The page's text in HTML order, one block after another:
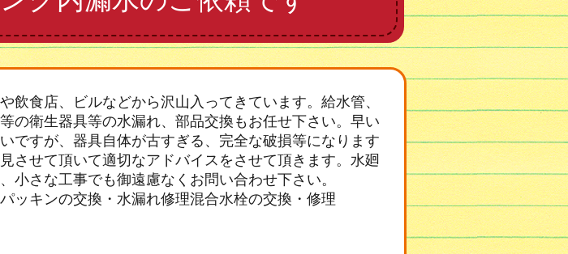
食店、ビルなどから沢山入ってきています。給水管、
の衛生器具等の水漏れ、部品交換もお任せ下さい。早い
ですが、器具自体が古すぎる、完全な破損等になります
させて頂いて適切なアドバイスをさせて頂きます。水廻
小さな工事でも御遠慮なくお問い合わせ下さい。
ッキンの交換・水漏れ修理混合水栓の交換・修理